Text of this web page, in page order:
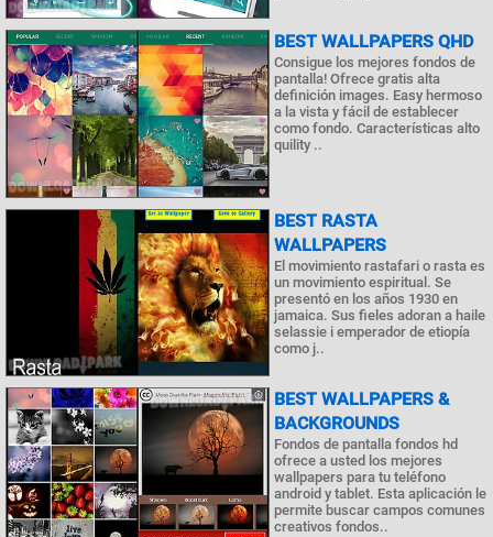
BEST WALLPAPERS QHD
Consigue los mejores fondos de
pantalla! Ofrece gratis alta
definición images. Easy hermoso
a la vista y fácil de establecer
como fondo. Características alto
quility ..
BEST RASTA
WALLPAPERS
El movimiento rastafari o rasta es
un movimiento espiritual. Se
presentó en los años 1930 en
jamaica. Sus fieles adoran a haile
selassie i emperador de etiopía
como j..
BEST WALLPAPERS &
BACKGROUNDS
Fondos de pantalla fondos hd
ofrece a usted los mejores
wallpapers para tu teléfono
android y tablet. Esta aplicación le
permite buscar campos comunes
creativos fondos..